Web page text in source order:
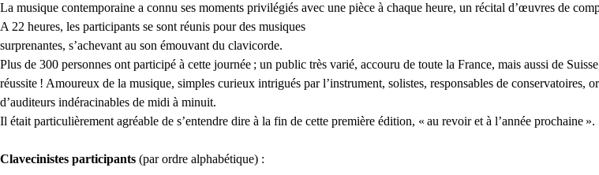
La musique contemporaine a connu ses moments privilégiés avec une pièce à chaque heure, un récital d’œuvres de
A 22 heures, les participants se sont réunis pour des musiques
surprenantes, s’achevant au son émouvant du clavicorde.
Plus de 300 personnes ont participé à cette journée ; un public très varié, accouru de toute la France, mais aussi de
réussite ! Amoureux de la musique, simples curieux intrigués par l’instrument, solistes, responsables de conservatoires,
d’auditeurs indéracinables de midi à minuit.
Il était particulièrement agréable de s’entendre dire à la fin de cette première édition, « au revoir et à l’année prochaine ».
Clavecinistes participants (par ordre alphabétique) :